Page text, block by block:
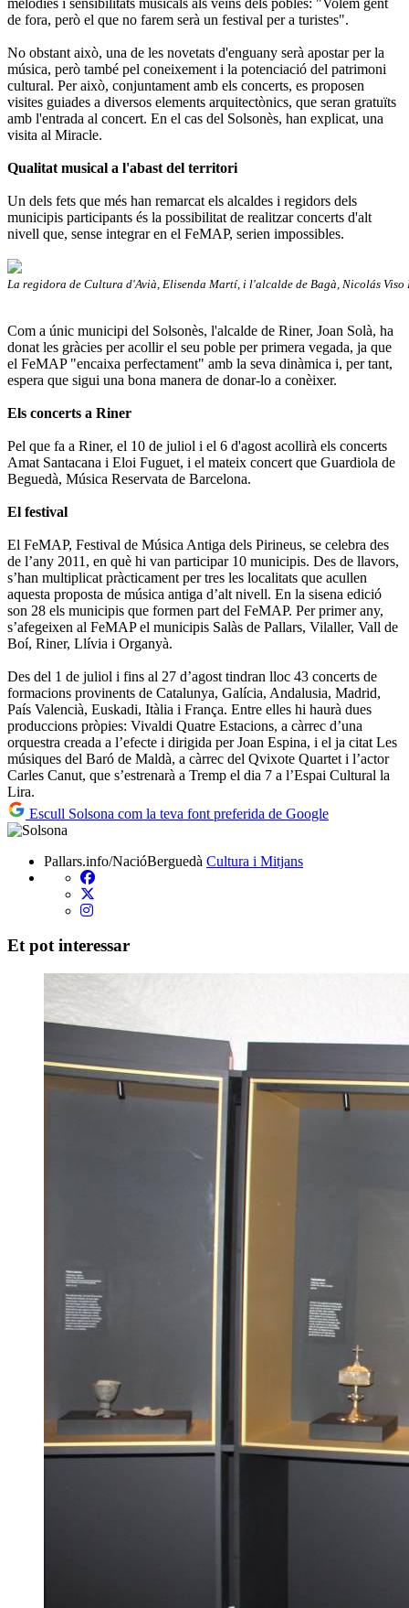
de fora, però el que no farem serà un festival per a turistes".
No obstant això, una de les novetats d'enguany serà apostar per la
música, però també pel coneixement i la potenciació del patrimoni
cultural. Per això, conjuntament amb els concerts, es proposen
visites guiades a diversos elements arquitectònics, que seran gratuïts
amb l'entrada al concert. En el cas del Solsonès, han explicat, una
visita al Miracle.
Qualitat musical a l'abast del territori
Un dels fets que més han remarcat els alcaldes i regidors dels
municipis participants és la possibilitat de realitzar concerts d'alt
nivell que, sense integrar en el FeMAP, serien impossibles.
La regidora de Cultura d'Avià, Elisenda Martí, i l'alcalde de Bagà, Nicolás
Com a únic municipi del Solsonès, l'alcalde de Riner, Joan Solà, ha
donat les gràcies per acollir el seu poble per primera vegada, ja que
el FeMAP "encaixa perfectament" amb la seva dinàmica i, per tant,
espera que sigui una bona manera de donar-lo a conèixer.
Els concerts a Riner
Pel que fa a Riner, el 10 de juliol i el 6 d'agost acollirà els concerts
Amat Santacana i Eloi Fuguet, i el mateix concert que Guardiola de
Beguedà, Música Reservata de Barcelona.
El festival
El FeMAP, Festival de Música Antiga dels Pirineus, se celebra des
de l’any 2011, en què hi van participar 10 municipis. Des de llavors,
s’han multiplicat pràcticament per tres les localitats que acullen
aquesta proposta de música antiga d’alt nivell. En la sisena edició
son 28 els municipis que formen part del FeMAP. Per primer any,
s’afegeixen al FeMAP el municipis Salàs de Pallars, Vilaller, Vall de
Boí, Riner, Llívia i Organyà.
Des del 1 de juliol i fins al 27 d’agost tindran lloc 43 concerts de
formacions provinents de Catalunya, Galícia, Andalusia, Madrid,
País Valencià, Euskadi, Itàlia i França. Entre elles hi haurà dues
produccions pròpies: Vivaldi Quatre Estacions, a càrrec d’una
orquestra creada a l’efecte i dirigida per Joan Espina, i el ja citat Les
músiques del Baró de Maldà, a càrrec del Qvixote Quartet i l’actor
Carles Canut, que s’estrenarà a Tremp el dia 7 a l’Espai Cultural la
Lira.
Escull Solsona com la teva font preferida de Google
Pallars.info/NacióBerguedà Cultura i Mitjans
Et pot interessar